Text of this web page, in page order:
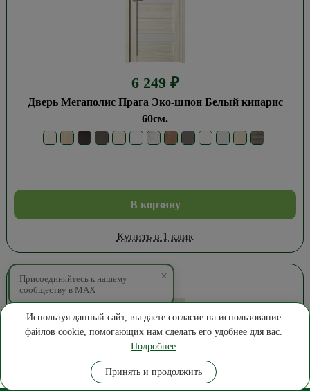
6 249 ₽
Дверь Мегаполис Прага Эко-шпон Белый кипарис
60см.
В корзину
Купить в 1 клик
×
Присоединяйтесь к нашему
сообществу в MAX
Замер Позвонить
Используя данный сайт, вы даете согласие на использование
файлов cookie, помогающих нам сделать его удобнее для вас.
Подробнее
Принять и продолжить